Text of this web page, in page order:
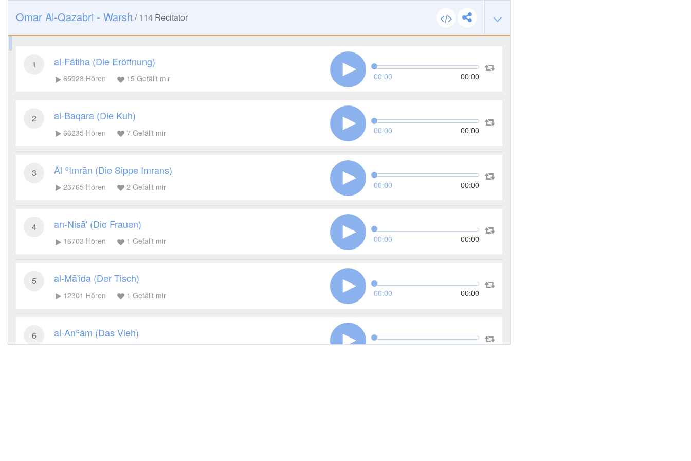
Omar Al-Qazabri - Warsh /114 Recitator
1 al-Fātiha (Die Eröffnung)
65928 Hören 15 Gefällt mir 00:00 00:00
2 al-Baqara (Die Kuh)
66235 Hören 7 Gefällt mir 00:00 00:00
3 Āl ʿImrān (Die Sippe Imrans)
23765 Hören 2 Gefällt mir 00:00 00:00
4 an-Nisā' (Die Frauen)
16703 Hören 1 Gefällt mir 00:00 00:00
5 al-Mā'ida (Der Tisch)
12301 Hören 1 Gefällt mir 00:00 00:00
6 al-Anʿām (Das Vieh)
00:00 00:00